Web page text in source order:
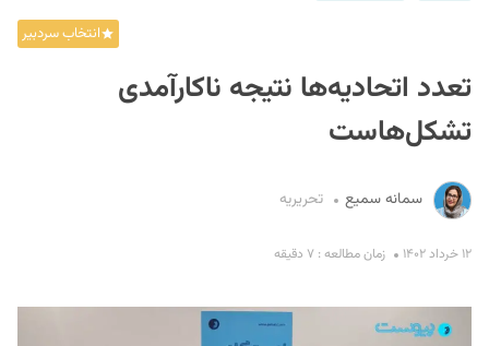
انتخاب سردبیر
تعدد اتحادیه‌ها نتیجه ناکارآمدی
تشکل‌هاست
سمانه سمیع تحریریه
۱۲ خرداد ۱۴۰۲ زمان مطالعه : ۷ دقیقه